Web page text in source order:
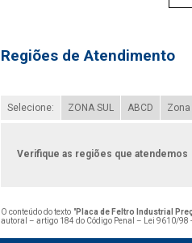
Regiões de Atendimento
Selecione: ZONA SUL ABCD
Verifique as regiões que atendemos
O conteúdo do texto "Placa de Feltro Industrial
autoral – artigo 184 do Código Penal –
Lei 9610/